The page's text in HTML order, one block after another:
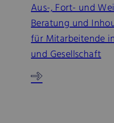
Aus-, Fort- und
Beratung und
für Mitarbeitende
und Gesellschaft